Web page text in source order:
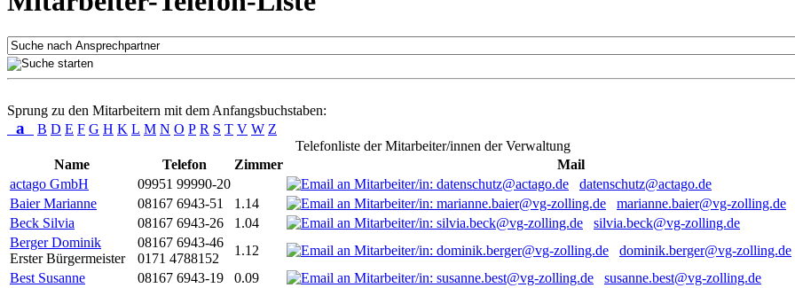
Sprung zu den Mitarbeitern mit dem Anfangsbuchstaben:
a B D E F G H K L M N O P R S T V W Z
Telefonliste der Mitarbeiter/innen der Verwaltung
Name
Telefon Zimmer
Mail
actago GmbH
09951 99990-20
datenschutz@actago.de
Baier Marianne
08167 6943-51 1.14
marianne.baier@vg-zolling.de
Beck Silvia
08167 6943-26 1.04
silvia.beck@vg-zolling.de
Berger Dominik
Erster Bürgermeister
08167 6943-46
0171 4788152
1.12
dominik.berger@vg-zolling.de
Best Susanne
08167 6943-19 0.09
susanne.best@vg-zolling.de